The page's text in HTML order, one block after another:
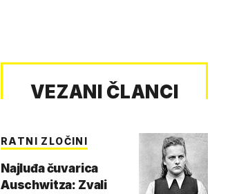
VEZANI ČLANCI
RATNI ZLOČINI
Najluđa čuvarica
Auschwitza: Zvali